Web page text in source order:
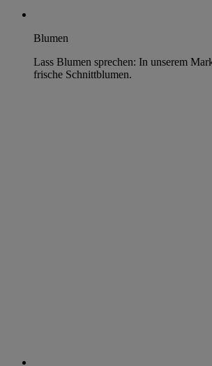
Blumen
Lass Blumen sprechen: In unserem
frische Schnittblumen.